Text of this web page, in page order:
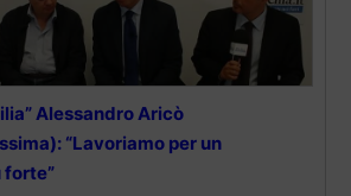
Alessandro Aricò
“Lavoriamo per un